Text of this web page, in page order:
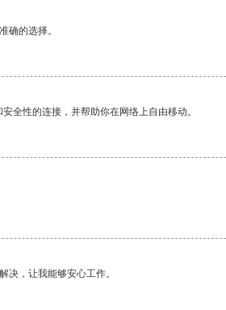
确的选择。
全性的连接，并帮助你在网络上自由移动。
决，让我能够安心工作。